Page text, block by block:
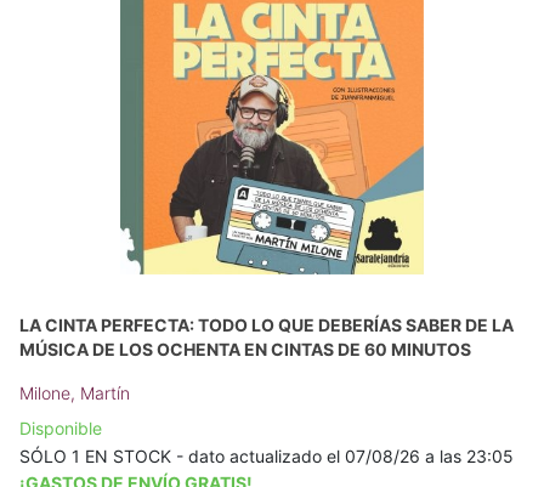
LA CINTA PERFECTA: TODO LO QUE DEBERÍAS SABER DE LA
MÚSICA DE LOS OCHENTA EN CINTAS DE 60 MINUTOS
Milone, Martín
Disponible
SÓLO 1 EN STOCK - dato actualizado el 07/08/26 a las 23:05
¡GASTOS DE ENVÍO GRATIS!